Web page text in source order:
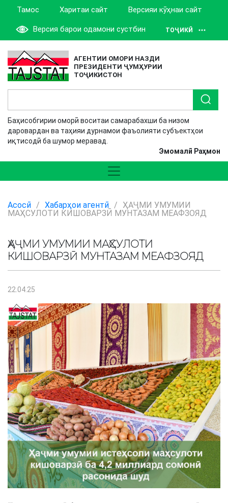
Тамос Харитаи сайт Версияи кӯҳнаи сайт
Версия барои одамони сустбин ТОҶИКӢ
АГЕНТИИ ОМОРИ НАЗДИ
ПРЕЗИДЕНТИ ҶУМҲУРИИ
ТОҶИКИСТОН
Баҳисобгирии оморӣ воситаи самарабахши ба низом
даровардан ва таҳияи дурнамои фаъолияти субъектҳои
иқтисодӣ ба шумор меравад.
Эмомалӣ Раҳмон
Асосӣ / Хабарҳои агентӣ /
ҲАҶМИ УМУМИИ
МАҲСУЛОТИ КИШОВАРЗӢ МУНТАЗАМ МЕАФЗОЯД
ҲАҶМИ УМУМИИ МАҲСУЛОТИ
КИШОВАРЗӢ МУНТАЗАМ МЕАФЗОЯД
22.04.25